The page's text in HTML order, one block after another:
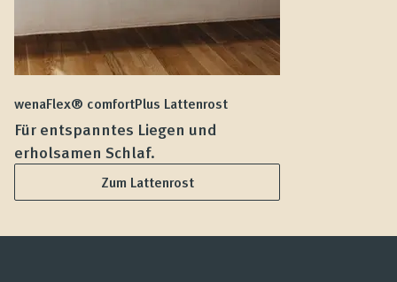
wenaFlex® comfortPlus Lattenrost
Für entspanntes Liegen und
erholsamen Schlaf.
Zum Lattenrost